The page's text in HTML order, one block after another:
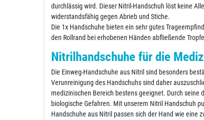
durchlässig wird. Dieser Nitril-Handschuh löst keine
widerstandsfähig gegen Abrieb und Stiche.
Die 1x Handschuhe bieten ein sehr gutes
den Rollrand bei erhobenen Händen abfließende
Nitrilhandschuhe für die
Die Einweg-Handschuhe aus Nitril sind besonders
Verunreinigung des Handschuhs sind daher
medizinischen Bereich bestens geeignet. Durch seine
biologische Gefahren. Mit unserem Nitril Handschuh
Handschuhe aus Nitril passen sich der Hand wie eine